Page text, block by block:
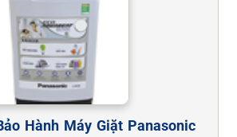
Hành Máy Giặt Panasonic